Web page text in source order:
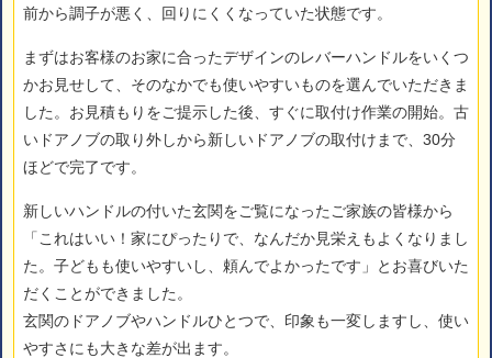
前から調子が悪く、回りにくくなっていた状態です。
まずはお客様のお家に合ったデザインのレバーハンドルをいくつ
かお見せして、そのなかでも使いやすいものを選んでいただきま
した。お見積もりをご提示した後、すぐに取付け作業の開始。古
いドアノブの取り外しから新しいドアノブの取付けまで、30分
ほどで完了です。
新しいハンドルの付いた玄関をご覧になったご家族の皆様から
「これはいい！家にぴったりで、なんだか見栄えもよくなりまし
た。子どもも使いやすいし、頼んでよかったです」とお喜びいた
だくことができました。
玄関のドアノブやハンドルひとつで、印象も一変しますし、使い
やすさにも大きな差が出ます。